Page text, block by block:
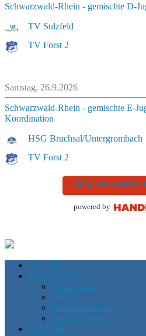
Schwarzwald-Rhein - gemischte D-
TV Sulzfeld
TV Forst 2
Samstag, 26.9.2026
Schwarzwald-Rhein - gemischte E-
Koordination
HSG Bruchsal/Untergrombach
TV Forst 2
ZUM GESAMTEN
powered by
Spielplan
1.Mannschaft
Mannschaft
Berichte
Tabelle/Spielplan
Trainingszeiten
A-Jugend